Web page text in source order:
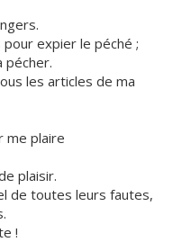
expier le péché ;
pécher.
les articles de ma
me plaire
plaisir.
de toutes leurs fautes,
!